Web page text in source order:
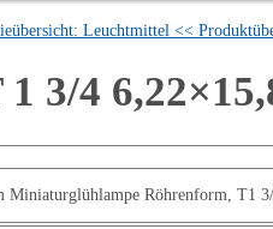
Leuchtmittel <<
3/4
Röhrenform, T1